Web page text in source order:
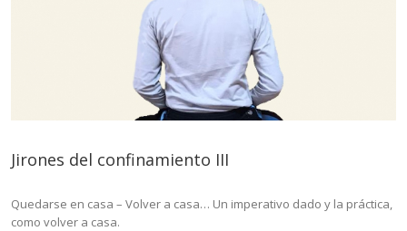
Jirones del confinamiento III
Quedarse en casa – Volver a casa… Un imperativo dado y la práctica,
como volver a casa.